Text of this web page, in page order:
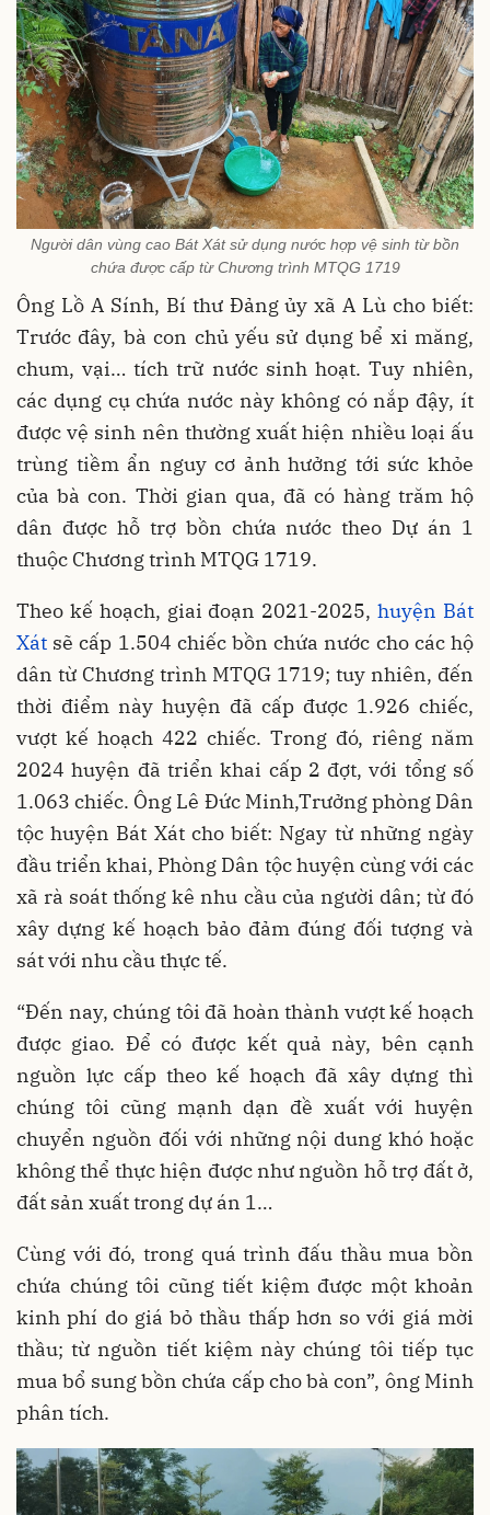
Người dân vùng cao Bát Xát sử dụng nước hợp vệ sinh từ bồn
chứa được cấp từ Chương trình MTQG 1719
Ông Lồ A Sính, Bí thư Đảng ủy xã A Lù cho biết:
Trước đây, bà con chủ yếu sử dụng bể xi măng,
chum, vại… tích trữ nước sinh hoạt. Tuy nhiên,
các dụng cụ chứa nước này không có nắp đậy, ít
được vệ sinh nên thường xuất hiện nhiều loại ấu
trùng tiềm ẩn nguy cơ ảnh hưởng tới sức khỏe
của bà con. Thời gian qua, đã có hàng trăm hộ
dân được hỗ trợ bồn chứa nước theo Dự án 1
thuộc Chương trình MTQG 1719.
Theo kế hoạch, giai đoạn 2021-2025,huyện Bát
Xát sẽ cấp 1.504 chiếc bồn chứa nước cho các hộ
dân từ Chương trình MTQG 1719; tuy nhiên, đến
thời điểm này huyện đã cấp được 1.926 chiếc,
vượt kế hoạch 422 chiếc. Trong đó, riêng năm
2024 huyện đã triển khai cấp 2 đợt, với tổng số
1.063 chiếc. Ông Lê Đức Minh,Trưởng phòng Dân
tộc huyện Bát Xát cho biết: Ngay từ những ngày
đầu triển khai, Phòng Dân tộc huyện cùng với các
xã rà soát thống kê nhu cầu của người dân; từ đó
xây dựng kế hoạch bảo đảm đúng đối tượng và
sát với nhu cầu thực tế.
“Đến nay, chúng tôi đã hoàn thành vượt kế hoạch
được giao. Để có được kết quả này, bên cạnh
nguồn lực cấp theo kế hoạch đã xây dựng thì
chúng tôi cũng mạnh dạn đề xuất với huyện
chuyển nguồn đối với những nội dung khó hoặc
không thể thực hiện được như nguồn hỗ trợ đất ở,
đất sản xuất trong dự án 1…
Cùng với đó, trong quá trình đấu thầu mua bồn
chứa chúng tôi cũng tiết kiệm được một khoản
kinh phí do giá bỏ thầu thấp hơn so với giá mời
thầu; từ nguồn tiết kiệm này chúng tôi tiếp tục
mua bổ sung bồn chứa cấp cho bà con”, ông Minh
phân tích.